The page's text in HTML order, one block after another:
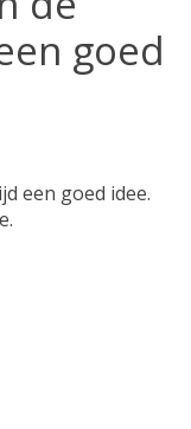
goed
een goed idee.